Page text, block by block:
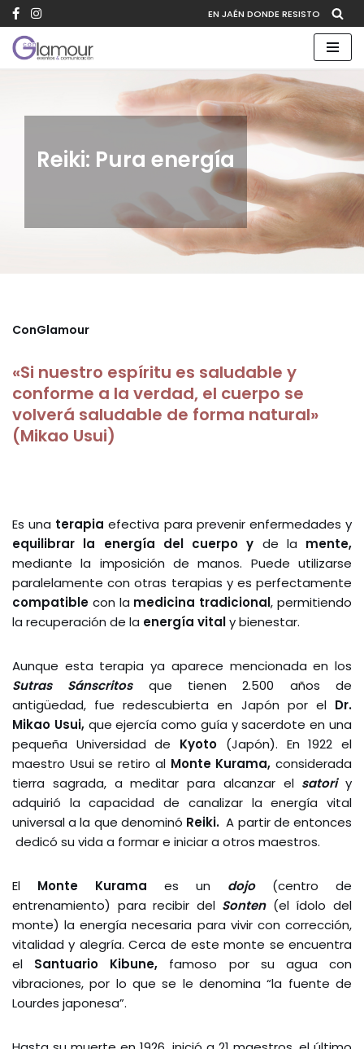
Saltar
al
EN JAÉN DONDE RESISTO
Reiki: Pura energía
ConGlamour
«Si nuestro espíritu es saludable y
conforme a la verdad, el cuerpo se
volverá saludable de forma natural»
(Mikao Usui)
Es una terapia efectiva para prevenir enfermedades y
equilibrar la energía del cuerpo y de la mente,
mediante la imposición de manos. Puede utilizarse
paralelamente con otras terapias y es perfectamente
compatible con la medicina tradicional, permitiendo
la recuperación de la energía vitaly bienestar.
Aunque esta terapia ya aparece mencionada en los
Sutras Sánscritosque tienen 2.500 años de
antigüedad, fue redescubierta en Japón por el Dr.
Mikao Usui,que ejercía como guía y sacerdote en una
pequeña Universidad de Kyoto (Japón). En 1922 el
maestro Usui se retiro al Monte Kurama, considerada
tierra sagrada, a meditar para alcanzar el satori y
adquirió la capacidad de canalizar la energía vital
universal a la que denominó Reiki. A partir de entonces
dedicó su vida a formar e iniciar a otros maestros.
El Monte Kurama es un dojo
(centro de
entrenamiento) para recibir del Sonten(el ídolo del
monte) la energía necesaria para vivir con corrección,
vitalidad y alegría. Cerca de este monte se encuentra
el Santuario Kibune, famoso por su agua con
vibraciones, por lo que se le denomina “la fuente de
Lourdes japonesa”.